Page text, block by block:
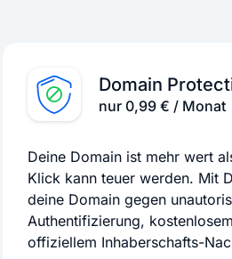
Domain
nur 0,99 € / Monat
Deine Domain ist mehr wert
Klick kann teuer werden. Mit
deine Domain gegen
Authentifizierung,
offiziellem Inhaberschafts-